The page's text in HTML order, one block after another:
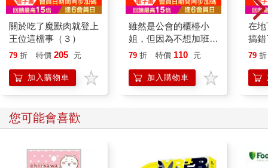
關於吃了魔獸肉就登上
王位這檔事（３）
79 折 特價 205 元
加入購物車
雖然是公會的櫃檯小
姐，但因為不想加班所
以打算獨自討伐迷宮頭
79 折 特價 110 元
加入購物車
在
搞錯
79 折
您可能會喜歡